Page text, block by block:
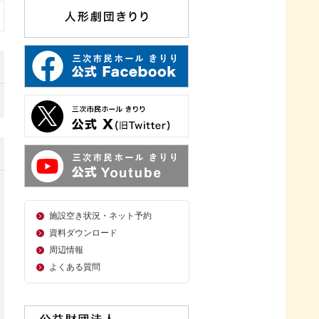
施設空き状況・ネット予約
資料ダウンロード
周辺情報
よくある質問